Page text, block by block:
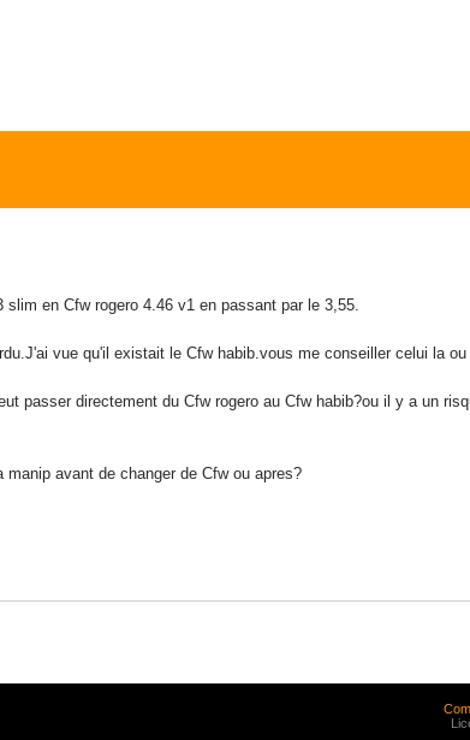
en Cfw rogero 4.46 v1 en passant par le 3,55.
vue qu'il existait le Cfw habib.vous me conseiller celui la ou
passer directement du Cfw rogero au Cfw habib?ou il y a un
avant de changer de Cfw ou apres?